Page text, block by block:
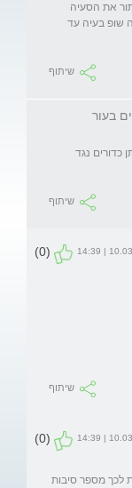
את הסעיה
שופ בעיה עד
שיתוף
כדורים נגד
שיתוף
10.03.26
(0)
שיתוף
10.03.26
(0)
לכך מספר סיבות